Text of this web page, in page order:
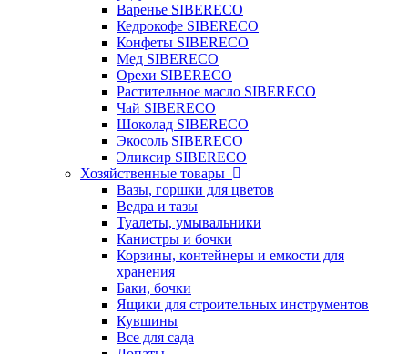
Варенье SIBERECO
Кедрокофе SIBERECO
Конфеты SIBERECO
Мед SIBERECO
Орехи SIBERECO
Растительное масло SIBERECO
Чай SIBERECO
Шоколад SIBERECO
Экосоль SIBERECO
Эликсир SIBERECO
Хозяйственные товары
Вазы, горшки для цветов
Ведра и тазы
Туалеты, умывальники
Канистры и бочки
Корзины, контейнеры и емкости для
хранения
Баки, бочки
Ящики для строительных инструментов
Кувшины
Все для сада